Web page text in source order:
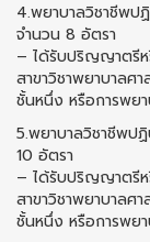
4.พยาบาลวิชาชีพป
จำนวน 8 อัตรา
– ได้รับปริญญาตรีห
สาขาวิชาพยาบาลศ
ชั้นหนึ่ง หรือการพย
5.พยาบาลวิชาชีพป
10 อัตรา
– ได้รับปริญญาตรีห
สาขาวิชาพยาบาลศ
ชั้นหนึ่ง หรือการพย